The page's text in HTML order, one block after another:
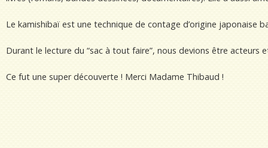
Le kamishibaï est une technique de contage d’origine japonaise
Durant le lecture du “sac à tout faire”, nous devions être
Ce fut une super découverte ! Merci Madame Thibaud !